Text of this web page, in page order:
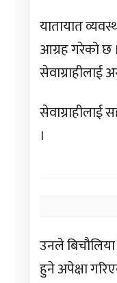
यातायात
आग्रह गरेको छ
सेवाग्राहीलाई
सेवाग्राहीलाई
।
उनले
हुने अपेक्षा